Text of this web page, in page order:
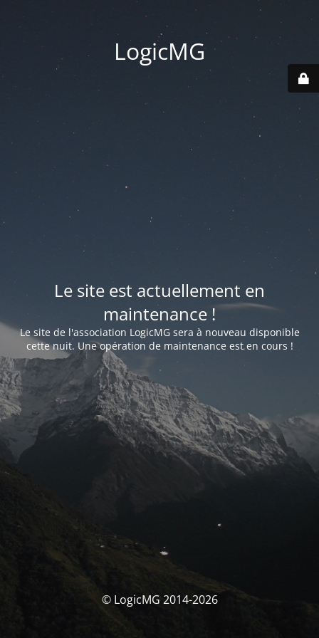
LogicMG
Le site est actuellement en
maintenance !
Le site de l'association LogicMG sera à nouveau disponible
cette nuit. Une opération de maintenance est en cours !
© LogicMG 2014-2026